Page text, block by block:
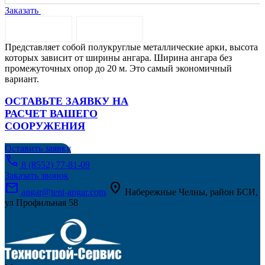
Заказать
Представляет собой полукруглые металлические арки, высота
которых зависит от ширины ангара. Ширина ангара без
промежуточных опор до 20 м. Это самый экономичный
вариант.
ОСТАВЬТЕ ЗАЯВКУ НА
РАСЧЕТ ВАШЕГО
СООРУЖЕНИЯ
Оставить заявку
call 8 (8552) 77-81-09
Заказать звонок
mail angar@tent-angar.com location_on Набережные Челны, район БСИ,
ул Профильная 58